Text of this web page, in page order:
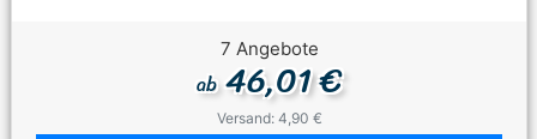
7 Angebote
ab46,01 €
Versand: 4,90 €